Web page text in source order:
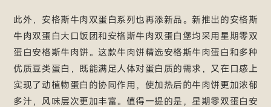
此外，安格斯牛肉双蛋白系列也再添新品。新推出的安格斯
牛肉双蛋白大口饭团和安格斯牛肉双蛋白堡均采用星期零双
蛋白安格斯牛肉饼。这款牛肉饼精选安格斯牛肉蛋白和多种
优质豆类蛋白，既能满足人体对蛋白质的需求，又在口感上
实现了动植物蛋白的协同作用，使加热后的牛肉饼更加浓郁
多汁，风味层次更加丰富。值得一提的是，星期零双蛋白安